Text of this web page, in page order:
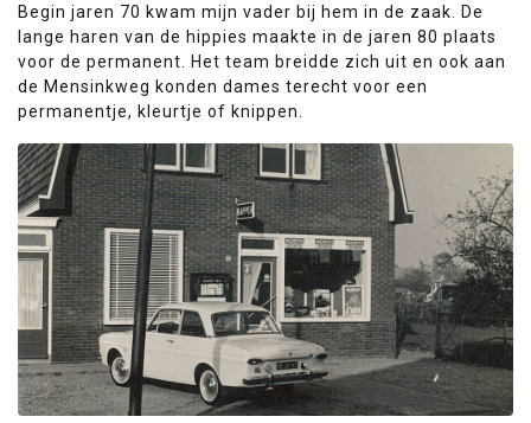
Begin jaren 70 kwam mijn vader bij hem in de zaak. De
lange haren van de hippies maakte in de jaren 80 plaats
voor de permanent. Het team breidde zich uit en ook aan
de Mensinkweg konden dames terecht voor een
permanentje, kleurtje of knippen.